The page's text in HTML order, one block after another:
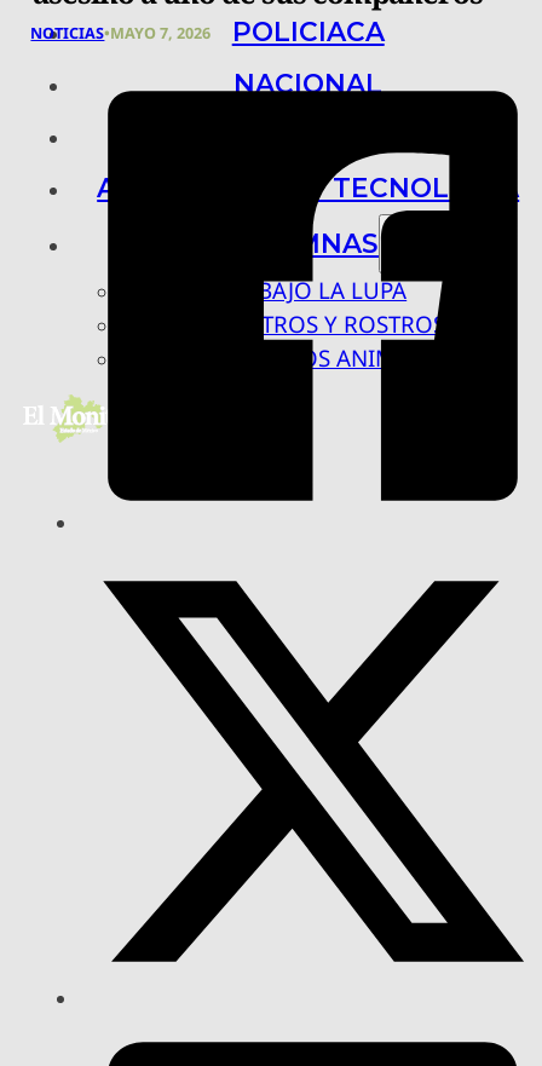
POLICIACA
NACIONAL
ARTE, CIENCIA Y TECNOLOGÍA
COLUMNAS
BAJO LA LUPA
RASTROS Y ROSTROS
VÍNCULOS ANIMALES
NOTICIAS•MAYO 7, 2026